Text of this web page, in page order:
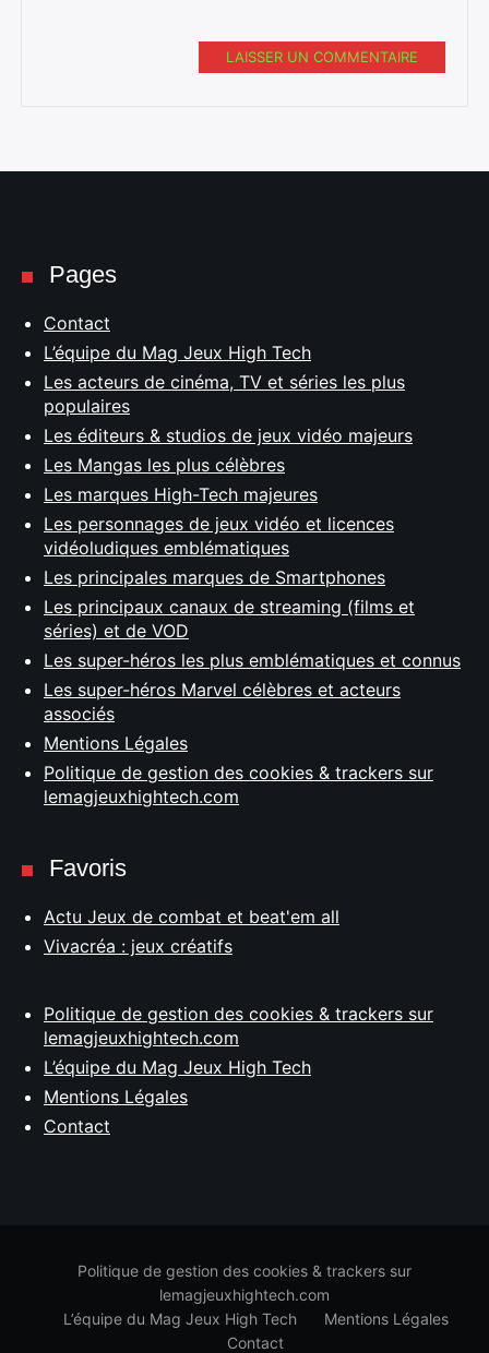
LAISSER UN COMMENTAIRE
Pages
Contact
L’équipe du Mag Jeux High Tech
Les acteurs de cinéma, TV et séries les plus
populaires
Les éditeurs & studios de jeux vidéo majeurs
Les Mangas les plus célèbres
Les marques High-Tech majeures
Les personnages de jeux vidéo et licences
vidéoludiques emblématiques
Les principales marques de Smartphones
Les principaux canaux de streaming (films et
séries) et de VOD
Les super-héros les plus emblématiques et connus
Les super-héros Marvel célèbres et acteurs
associés
Mentions Légales
Politique de gestion des cookies & trackers sur
lemagjeuxhightech.com
Favoris
Actu Jeux de combat et beat'em all
Vivacréa : jeux créatifs
Politique de gestion des cookies & trackers sur
lemagjeuxhightech.com
L’équipe du Mag Jeux High Tech
Mentions Légales
Contact
Politique de gestion des cookies & trackers sur
lemagjeuxhightech.com
L’équipe du Mag Jeux High Tech
Mentions Légales
Contact